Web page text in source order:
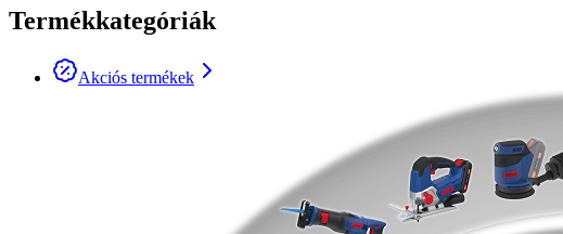
Termékkategóriák
Akciós termékek